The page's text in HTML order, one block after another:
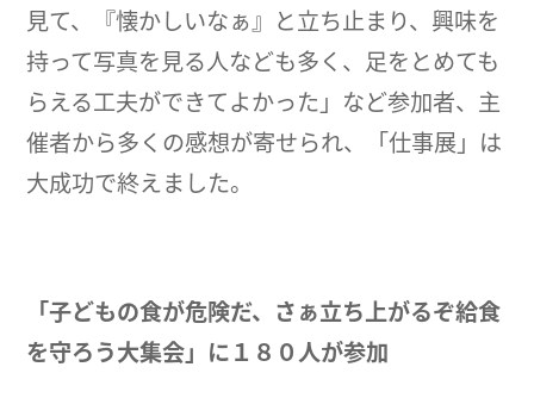
見て、『懐かしいなぁ』と立ち止まり、興味を
持って写真を見る人なども多く、足をとめても
らえる工夫ができてよかった」など参加者、主
催者から多くの感想が寄せられ、「仕事展」は
大成功で終えました。
「子どもの食が危険だ、さぁ立ち上がるぞ給食
を守ろう大集会」に１８０人が参加